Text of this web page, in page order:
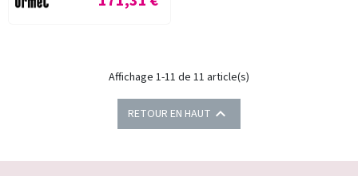
Affichage 1-11 de 11 article(s)
RETOUR EN HAUT 